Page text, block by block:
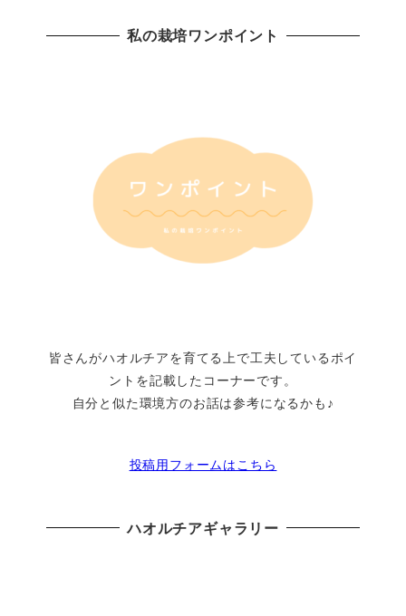
私の栽培ワンポイント
皆さんがハオルチアを育てる上で工夫しているポイ
ントを記載したコーナーです。
自分と似た環境方のお話は参考になるかも♪
投稿用フォームはこちら
ハオルチアギャラリー